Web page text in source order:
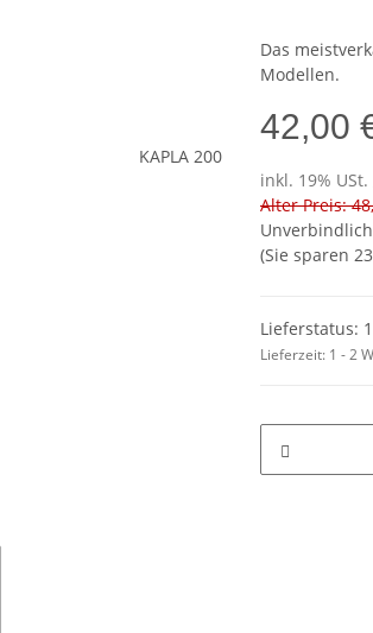
Das
Modellen.
42,00
inkl. 19% USt.
Alter Preis:
(Sie sparen
Lieferstatus:
Lieferzeit: 1 - 2